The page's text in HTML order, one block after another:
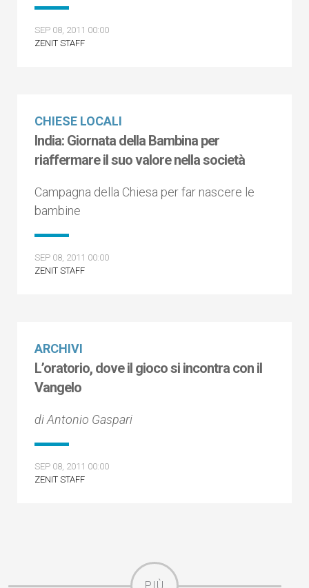
SEP 08, 2011 00:00
ZENIT STAFF
CHIESE LOCALI
India: Giornata della Bambina per
riaffermare il suo valore nella società
Campagna della Chiesa per far nascere le
bambine
SEP 08, 2011 00:00
ZENIT STAFF
ARCHIVI
L’oratorio, dove il gioco si incontra con il
Vangelo
di Antonio Gaspari
SEP 08, 2011 00:00
ZENIT STAFF